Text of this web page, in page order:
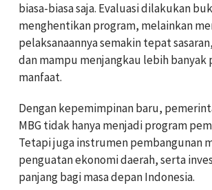
biasa-biasa saja. Evaluasi dilakukan
menghentikan program, melainkan
pelaksanaannya semakin tepat
dan mampu menjangkau lebih banyak
manfaat.
Dengan kepemimpinan baru,
MBG tidak hanya menjadi program
Tetapi juga instrumen pembangunan
penguatan ekonomi daerah, serta
panjang bagi masa depan Indonesia.